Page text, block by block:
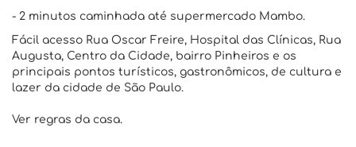
- 2 minutos caminhada até supermercado Mambo.
Fácil acesso Rua Oscar Freire, Hospital das Clínicas, Rua
Augusta, Centro da Cidade, bairro Pinheiros e os
principais pontos turísticos, gastronômicos, de cultura e
lazer da cidade de São Paulo.
Ver regras da casa.